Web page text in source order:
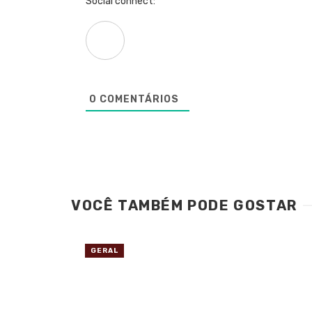
0 COMENTÁRIOS
VOCÊ TAMBÉM PODE GOSTAR
GERAL